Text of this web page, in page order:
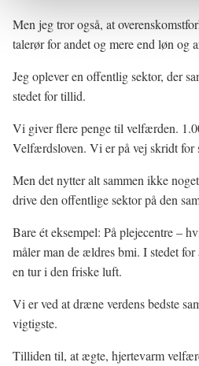
Men jeg tror også, at
talerør for andet og mere end løn og
Jeg oplever en offentlig sektor, der
stedet for tillid.
Vi giver flere penge til velfærden.
Velfærdsloven. Vi er på vej skridt for
Men det nytter alt sammen ikke
drive den offentlige sektor på den
Bare ét eksempel: På plejecentre –
måler man de ældres bmi. I stedet for
en tur i den friske luft.
Vi er ved at dræne verdens bedste
vigtigste.
Tilliden til, at ægte, hjertevarm